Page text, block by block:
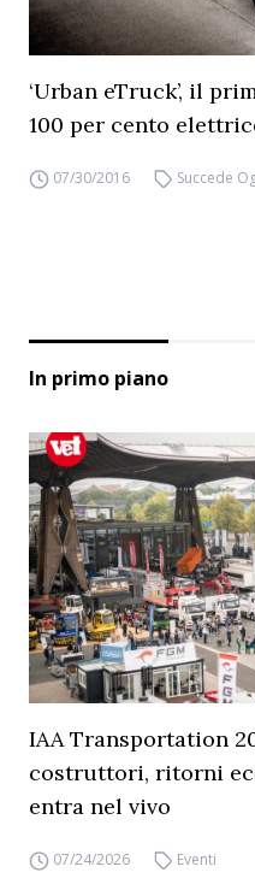
‘Urban eTruck’, il
100 per cento
07/30/2016 Succede
In primo piano
IAA Transportation
costruttori, ritorni
entra nel vivo
07/24/2026 Eventi